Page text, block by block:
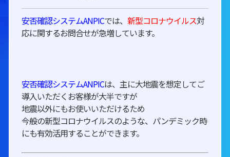
安否確認システムANPICでは、 新型コロナウイルス対
応に関するお問合せが急増しています。
安否確認システムANPICは、主に大地震を想定してご
導入いただくお客様が大半ですが
地震以外にもお使いいただけるため
今般の新型コロナウイルスのような、パンデミック時
にも有効活用することができます。